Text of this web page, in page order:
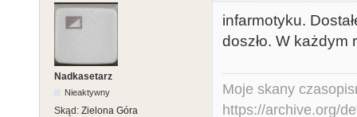
Nadkasetarz
Nieaktywny
Skąd: Zielona Góra
infarmotyku.
doszło. W
Moje skany
https://archive.org/